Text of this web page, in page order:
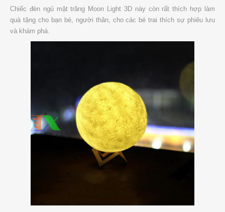
Chiếc đèn ngủ mặt trăng Moon Light 3D này còn rất thích hợp làm
quà tặng cho bạn bè, người thân, cho các bé trai thích sự phiêu lưu
và khám phá.